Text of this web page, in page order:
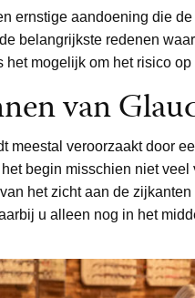
ernstige aandoening die
belangrijkste redenen
het mogelijk om het risico
van
meestal veroorzaakt door
begin misschien niet
het zicht aan de
u alleen nog in het